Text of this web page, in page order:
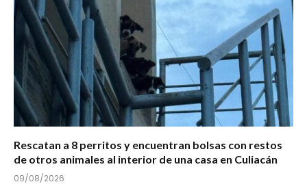
Rescatan a 8 perritos y encuentran bolsas con restos
de otros animales al interior de una casa en Culiacán
09/08/2026